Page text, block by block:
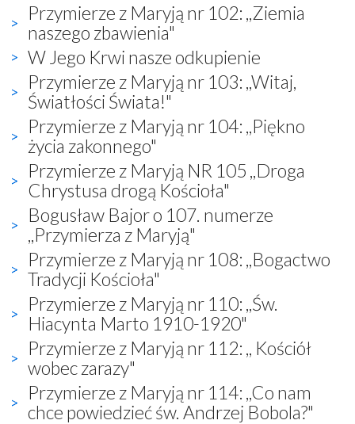
Przymierze z Maryją nr 102: ,,Ziemia
naszego zbawienia"
W Jego Krwi nasze odkupienie
Przymierze z Maryją nr 103: ,,Witaj,
Światłości Świata!"
Przymierze z Maryją nr 104: ,,Piękno
życia zakonnego"
Przymierze z Maryją NR 105 ,,Droga
Chrystusa drogą Kościoła"
Bogusław Bajor o 107. numerze
,,Przymierza z Maryją"
Przymierze z Maryją nr 108: ,,Bogactwo
Tradycji Kościoła"
Przymierze z Maryją nr 110: ,,Św.
Hiacynta Marto 1910-1920"
Przymierze z Maryją nr 112: ,, Kościół
wobec zarazy"
Przymierze z Maryją nr 114: ,,Co nam
chce powiedzieć św. Andrzej Bobola?"